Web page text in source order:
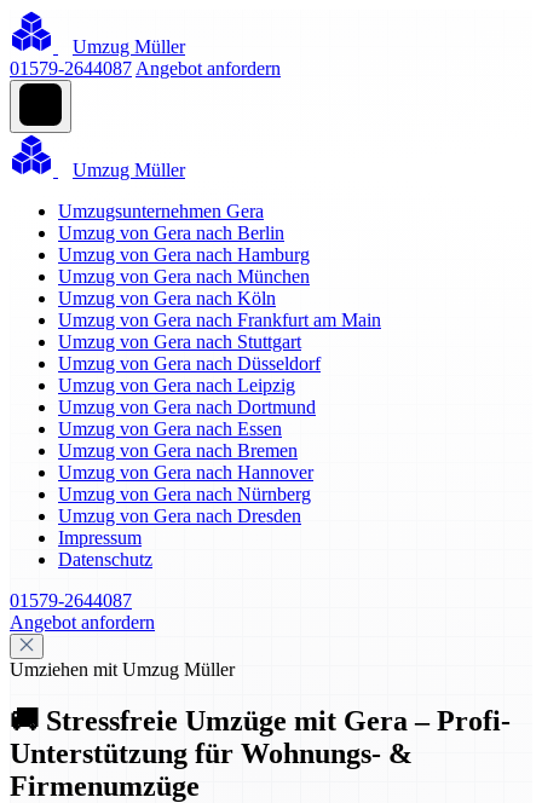
Umzug Müller
01579-2644087 Angebot anfordern
Umzug Müller
Umzugsunternehmen Gera
Umzug von Gera nach Berlin
Umzug von Gera nach Hamburg
Umzug von Gera nach München
Umzug von Gera nach Köln
Umzug von Gera nach Frankfurt am Main
Umzug von Gera nach Stuttgart
Umzug von Gera nach Düsseldorf
Umzug von Gera nach Leipzig
Umzug von Gera nach Dortmund
Umzug von Gera nach Essen
Umzug von Gera nach Bremen
Umzug von Gera nach Hannover
Umzug von Gera nach Nürnberg
Umzug von Gera nach Dresden
Impressum
Datenschutz
01579-2644087
Angebot anfordern
Umziehen mit Umzug Müller
🚚 Stressfreie Umzüge mit Gera – Profi-
Unterstützung für Wohnungs- &
Firmenumzüge